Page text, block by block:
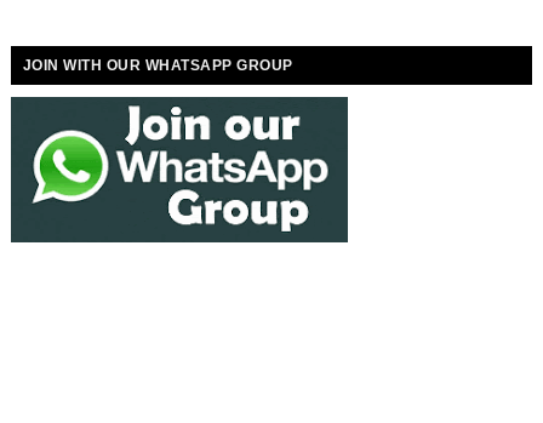
JOIN WITH OUR WHATSAPP GROUP